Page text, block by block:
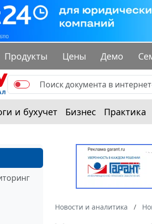
Продукты Цены Демо
и бухучет Бизнес Практика
Новости и аналитика